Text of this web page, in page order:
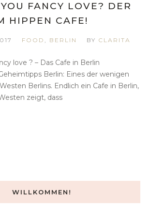
FANCY LOVE? DER
HIPPEN CAFE!
FOOD , BERLIN BY CLARITA
love ? – Das Cafe in Berlin
Berlin: Eines der wenigen
Berlins. Endlich ein Cafe in Berlin,
zeigt, dass
WILLKOMMEN!